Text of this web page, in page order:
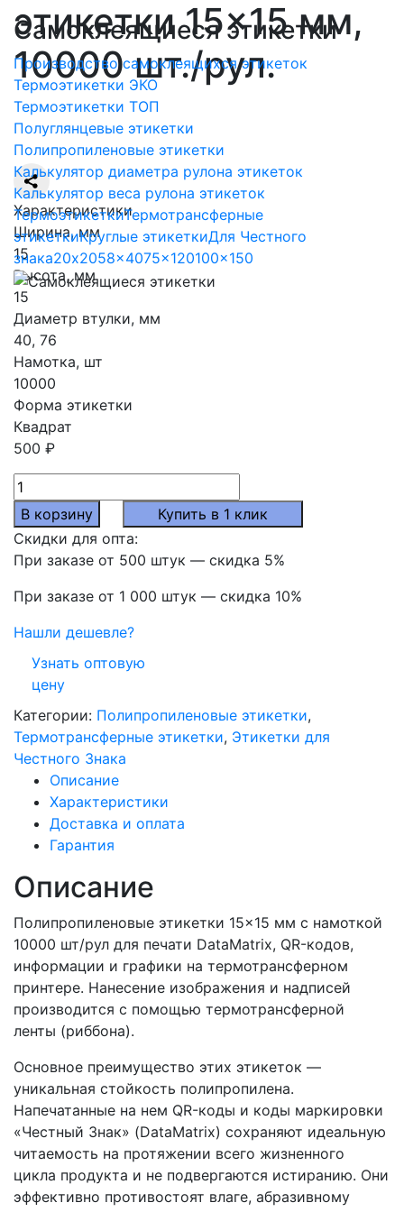
Самоклеящиеся этикетки
Производство самоклеящихся этикеток
Термоэтикетки ЭКО
Термоэтикетки ТОП
Полуглянцевые этикетки
Полипропиленовые этикетки
Калькулятор диаметра рулона этикеток
Калькулятор веса рулона этикеток
ТермоэтикеткиТермотрансферные
этикеткиКруглые этикеткиДля Честного
знака20x2058x4075x120100x150
этикетки 15×15 мм,
10000 шт./рул.
Характеристики
Ширина, мм
15
Высота, мм
15
Диаметр втулки, мм
40, 76
Намотка, шт
10000
Форма этикетки
Квадрат
500 ₽
Количество
товара
Термотрансферные
полипропиленовые
этикетки
15x15
10000
шт./
рул.
В корзину
Купить в 1 клик
Скидки для опта:
При заказе от 500 штук — скидка 5%
При заказе от 1 000 штук — скидка 10%
Нашли дешевле?
Узнать оптовую
цену
Категории: Полипропиленовые этикетки,
Термотрансферные этикетки, Этикетки для
Честного Знака
Описание
Характеристики
Доставка и оплата
Гарантия
Описание
Полипропиленовые этикетки 15×15 мм с намоткой
10000 шт/рул для печати DataMatrix, QR-кодов,
информации и графики на термотрансферном
принтере. Нанесение изображения и надписей
производится с помощью термотрансферной
ленты (риббона).
Основное преимущество этих этикеток —
уникальная стойкость полипропилена.
Напечатанные на нем QR-коды и коды маркировки
«Честный Знак» (DataMatrix) сохраняют идеальную
читаемость на протяжении всего жизненного
цикла продукта и не подвергаются истиранию. Они
эффективно противостоят влаге, абразивному